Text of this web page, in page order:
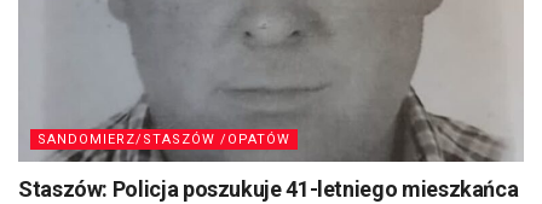
SANDOMIERZ/STASZÓW /OPATÓW
Staszów: Policja poszukuje 41-letniego mieszkańca